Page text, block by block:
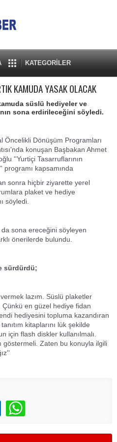
KATEGORİLER
KAMUDA YASAK OLACAK
süslü hediyeler ve
sona erdirileceğini söyledi.
Öncelikli Dönüşüm Programları
konuşan Başbakan Ahmet
''Yurtiçi Tasarruflarının
programı kapsamında
sonra hiçbir ziyarette yerel
plaket ve hediye
söyledi.
da sona ereceğini söyleyen
önerilerde bulundu.
sürdürdü;
lazım. Süslü plaketler
en güzel hediye fidan
hediyesini topluma kazandıran
kitaplarını lük şekilde
için flash diskler kullanılmalı.
Zaten bu konuyla ilgili